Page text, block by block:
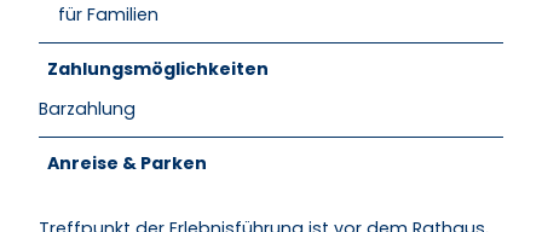
für Familien
Zahlungsmöglichkeiten
Barzahlung
Anreise & Parken